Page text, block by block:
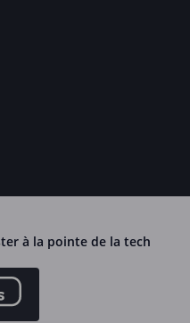
à la pointe de la tech